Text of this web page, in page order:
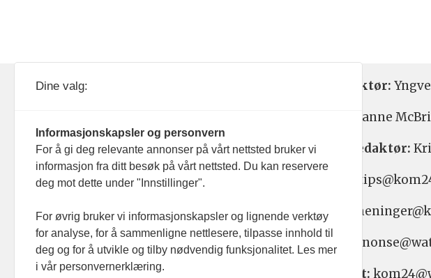
093 182
Nyhetsredaktør:
Hanne
Ansvarlig redaktør:
Nyhetstips:
Meninger:
Annonse:
Abonnement:
Dine valg:
Informasjonskapsler og personvern
For å gi deg relevante annonser på vårt nettsted bruker vi
informasjon fra ditt besøk på vårt nettsted. Du kan reservere
deg mot dette under "Innstillinger".
For øvrig bruker vi informasjonskapsler og lignende verktøy
for analyse, for å sammenligne nettlesere, tilpasse innhold til
deg og for å utvikle og tilby nødvendig funksjonalitet. Les mer
i vår personvernerklæring.